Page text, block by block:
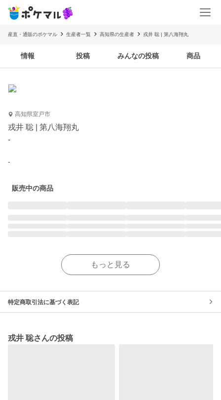
産直・通販のポケマル 生産者一覧 高知県の生産者 戎井 聡 | 第八海翔丸
情報 投稿 みんなの投稿 商品
高知県室戸市
戎井 聡 | 第八海翔丸
-
-
販売中の商品
もっと見る
特定商取引法に基づく表記
戎井 聡さんの投稿